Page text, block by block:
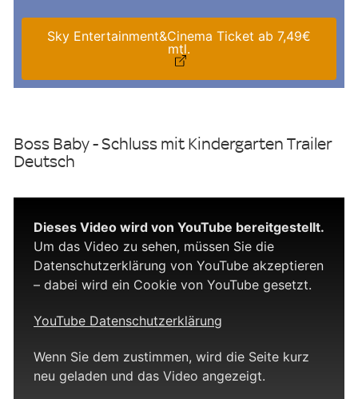
Sky Entertainment&Cinema Ticket ab 7,49€
mtl.
Boss Baby - Schluss mit Kindergarten Trailer
Deutsch
Dieses Video wird von YouTube bereitgestellt.
Um das Video zu sehen, müssen Sie die
Datenschutzerklärung von YouTube akzeptieren
– dabei wird ein Cookie von YouTube gesetzt.
YouTube Datenschutzerklärung
Wenn Sie dem zustimmen, wird die Seite kurz
neu geladen und das Video angezeigt.